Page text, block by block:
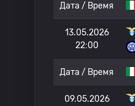
Дата / Время
13.05.2026
22:00
Дата / Время
09.05.2026